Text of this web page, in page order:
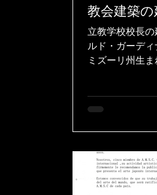
教会建築
立教学校校長の
ルド・ガーディ
ミズーリ州生ま
やがて設計活動